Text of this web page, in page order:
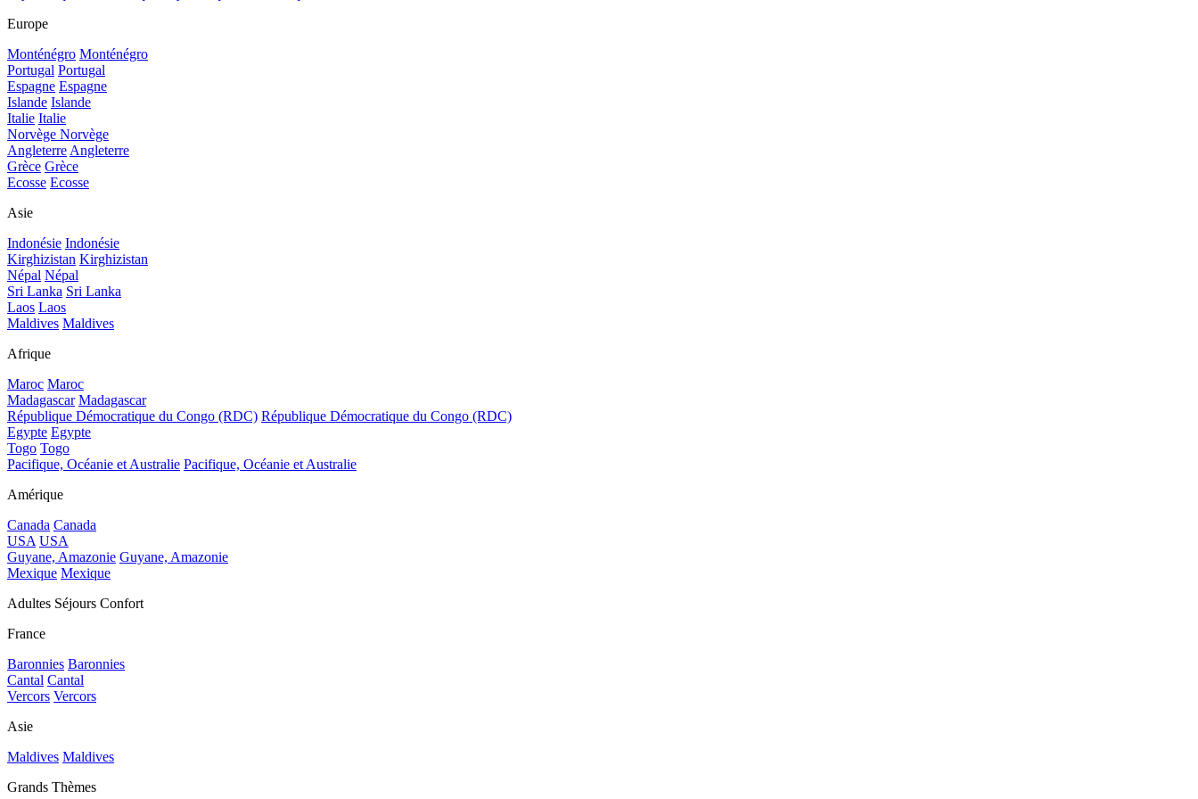
Europe
Monténégro Monténégro
Portugal Portugal
Espagne Espagne
Islande Islande
Italie Italie
Norvège Norvège
AngleterreAngleterre
Grèce Grèce
Ecosse Ecosse
Asie
Indonésie Indonésie
Kirghizistan Kirghizistan
Népal Népal
Sri Lanka Sri Lanka
Laos Laos
Maldives Maldives
Afrique
Maroc Maroc
Madagascar Madagascar
République Démocratique du Congo (RDC) République Démocratique du Congo (RDC)
Egypte Egypte
Togo Togo
Pacifique, Océanie et Australie Pacifique, Océanie et Australie
Amérique
Canada Canada
USA USA
Guyane, Amazonie Guyane, Amazonie
Mexique Mexique
Adultes Séjours Confort
France
Baronnies Baronnies
Cantal Cantal
Vercors Vercors
Asie
Maldives Maldives
Grands Thèmes